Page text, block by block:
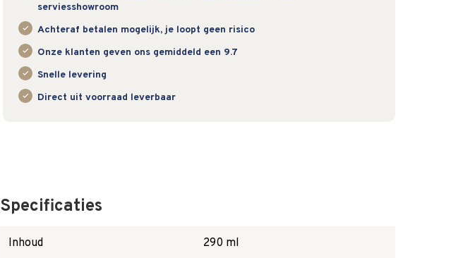
serviesshowroom
Achteraf betalen mogelijk, je loopt geen risico
Onze klanten geven ons gemiddeld een 9.7
Snelle levering
Direct uit voorraad leverbaar
Specificaties
Inhoud 290 ml